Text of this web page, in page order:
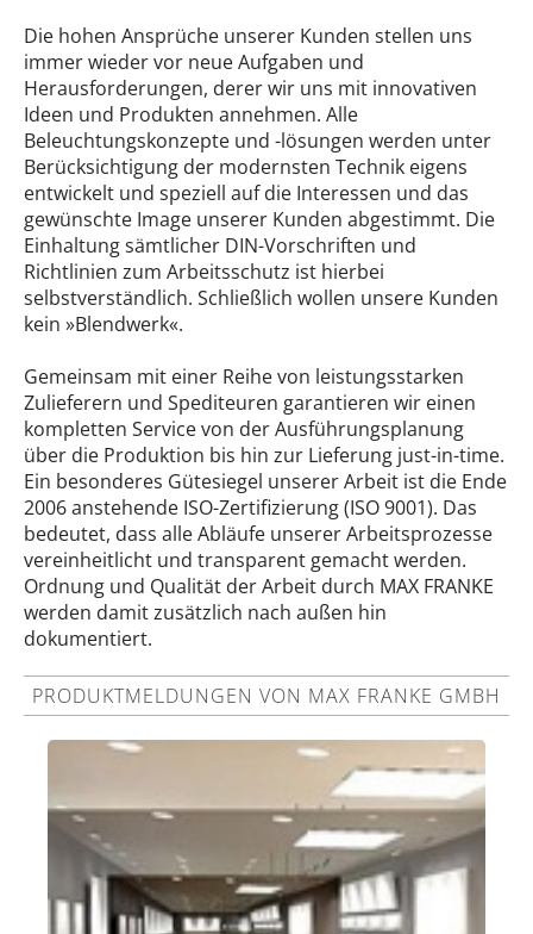
Die hohen Ansprüche unserer Kunden stellen uns
immer wieder vor neue Aufgaben und
Herausforderungen, derer wir uns mit innovativen
Ideen und Produkten annehmen. Alle
Beleuchtungskonzepte und -lösungen werden unter
Berücksichtigung der modernsten Technik eigens
entwickelt und speziell auf die Interessen und das
gewünschte Image unserer Kunden abgestimmt. Die
Einhaltung sämtlicher DIN-Vorschriften und
Richtlinien zum Arbeitsschutz ist hierbei
selbstverständlich. Schließlich wollen unsere Kunden
kein »Blendwerk«.
Gemeinsam mit einer Reihe von leistungsstarken
Zulieferern und Spediteuren garantieren wir einen
kompletten Service von der Ausführungsplanung
über die Produktion bis hin zur Lieferung just-in-time.
Ein besonderes Gütesiegel unserer Arbeit ist die Ende
2006 anstehende ISO-Zertifizierung (ISO 9001). Das
bedeutet, dass alle Abläufe unserer Arbeitsprozesse
vereinheitlicht und transparent gemacht werden.
Ordnung und Qualität der Arbeit durch MAX FRANKE
werden damit zusätzlich nach außen hin
dokumentiert.
PRODUKTMELDUNGEN VON MAX FRANKE GMBH